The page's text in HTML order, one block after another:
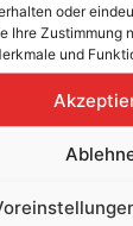
oder
Ihre
und
Set
5m
lassen